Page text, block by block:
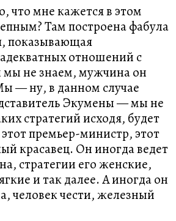
что мне кажется в этом
Там построена фабула
показывающая
отношений с
мы не знаем, мужчина он
— ну, в данном случае
Экумены — мы не
стратегий исходя, будет
этот премьер-министр, этот
красавец. Он иногда ведет
стратегии его женские,
и так далее. А иногда он
человек чести, железный